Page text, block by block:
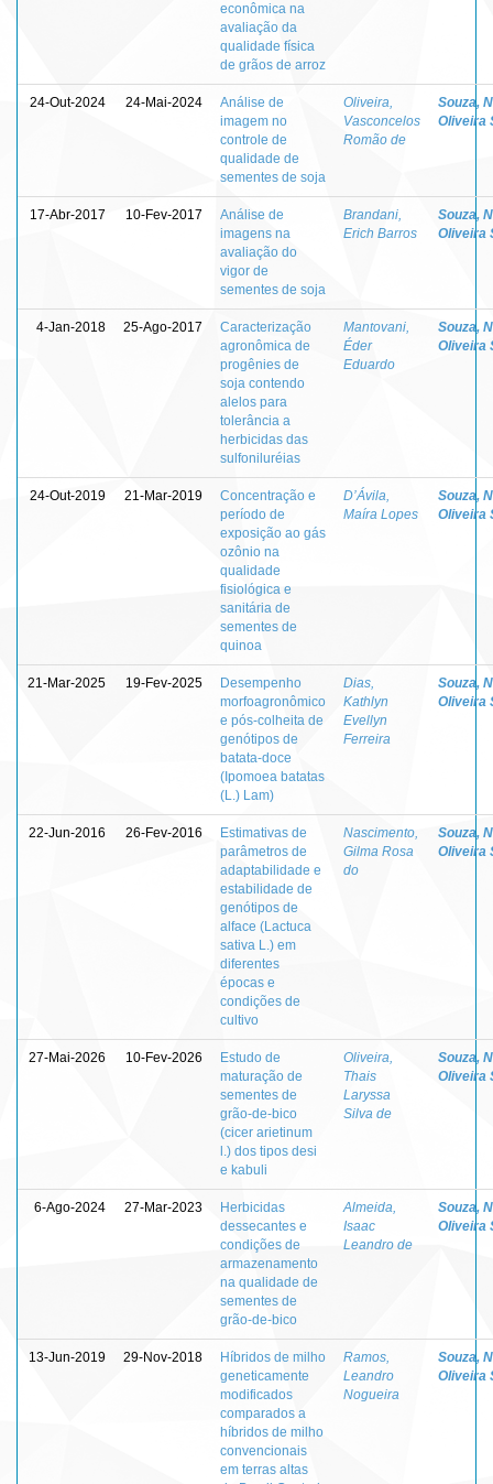
econômica na
avaliação da
qualidade física
de grãos de arroz
24-Out-2024 24-Mai-2024
Análise de
imagem no
controle de
qualidade de
sementes de soja
Oliveira,
Vasconcelos
Romão de
Souza,
Oliveira
17-Abr-2017 10-Fev-2017
Análise de
imagens na
avaliação do
vigor de
sementes de soja
Brandani,
Erich Barros
Souza,
Oliveira
4-Jan-2018 25-Ago-2017
Caracterização
agronômica de
progênies de
soja contendo
alelos para
tolerância a
herbicidas das
sulfoniluréias
Mantovani,
Éder
Eduardo
Souza,
Oliveira
24-Out-2019 21-Mar-2019
Concentração e
período de
exposição ao gás
ozônio na
qualidade
fisiológica e
sanitária de
sementes de
quinoa
D’Ávila,
Maíra Lopes
Souza,
Oliveira
21-Mar-2025 19-Fev-2025
Desempenho
morfoagronômico
e pós-colheita de
genótipos de
batata-doce
(Ipomoea batatas
(L.) Lam)
Dias,
Kathlyn
Evellyn
Ferreira
Souza,
Oliveira
22-Jun-2016 26-Fev-2016
Estimativas de
parâmetros de
adaptabilidade e
estabilidade de
genótipos de
alface (Lactuca
sativa L.) em
diferentes
épocas e
condições de
cultivo
Nascimento,
Gilma Rosa
do
Souza,
Oliveira
27-Mai-2026 10-Fev-2026
Estudo de
maturação de
sementes de
grão-de-bico
(cicer arietinum
l.) dos tipos desi
e kabuli
Oliveira,
Thais
Laryssa
Silva de
Souza,
Oliveira
6-Ago-2024 27-Mar-2023
Herbicidas
dessecantes e
condições de
armazenamento
na qualidade de
sementes de
grão-de-bico
Almeida,
Isaac
Leandro de
Souza,
Oliveira
13-Jun-2019 29-Nov-2018
Híbridos de milho
geneticamente
modificados
comparados a
híbridos de milho
convencionais
em terras altas
Ramos,
Leandro
Nogueira
Souza,
Oliveira